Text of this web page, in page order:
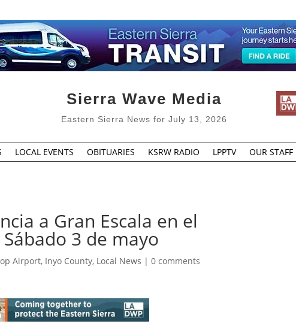
Sierra Wave Media
Eastern Sierra News for July 13, 2026
LOCAL EVENTS OBITUARIES KSRW RADIO LPPTV OUR STAFF
a Gran Escala en el
3 de mayo
Airport, Inyo County, Local News |0 comments